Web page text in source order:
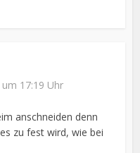
17:19 Uhr
anschneiden denn
zu fest wird, wie bei